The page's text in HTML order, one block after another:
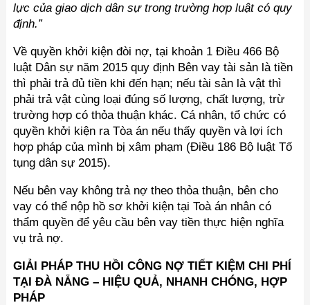
lực của giao dịch dân sự trong trường hợp luật có quy
định.”
Về quyền khởi kiện đòi nợ, tại khoản 1 Điều 466 Bộ
luật Dân sự năm 2015 quy định Bên vay tài sản là tiền
thì phải trả đủ tiền khi đến hạn; nếu tài sản là vật thì
phải trả vật cùng loại đúng số lượng, chất lượng, trừ
trường hợp có thỏa thuận khác. Cá nhân, tổ chức có
quyền khởi kiện ra Tòa án nếu thấy quyền và lợi ích
hợp pháp của mình bị xâm phạm (Điều 186 Bộ luật Tố
tụng dân sự 2015).
Nếu bên vay không trả nợ theo thỏa thuận, bên cho
vay có thể nộp hồ sơ khởi kiện tại Toà án nhân có
thẩm quyền để yêu cầu bên vay tiền thực hiện nghĩa
vụ trả nợ.
GIẢI PHÁP THU HỒI CÔNG NỢ TIẾT KIỆM CHI PHÍ
TẠI ĐÀ NẴNG – HIỆU QUẢ, NHANH CHÓNG, HỢP
PHÁP